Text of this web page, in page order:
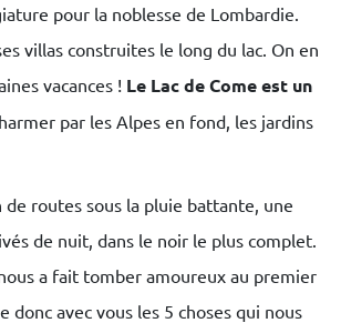
pour la noblesse de Lombardie.
villas construites le long du lac. On en
vacances ! Le Lac de Come est un
par les Alpes en fond, les jardins
routes sous la pluie battante, une
de nuit, dans le noir le plus complet.
a fait tomber amoureux au premier
avec vous les 5 choses qui nous